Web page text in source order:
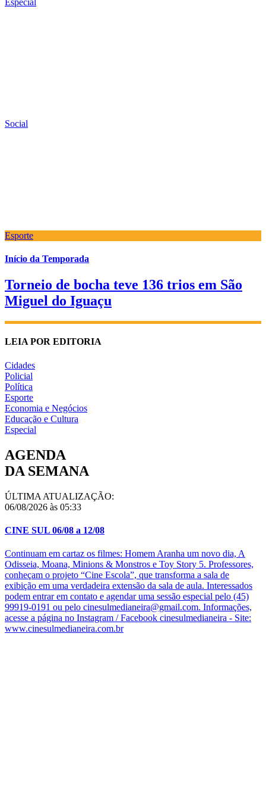
Social
Esporte
Início da Temporada
Torneio de bocha teve 136 trios em São
Miguel do Iguaçu
LEIA POR EDITORIA
Cidades
Policial
Política
Esporte
Economia e Negócios
Educação e Cultura
Especial
AGENDA
DA SEMANA
ÚLTIMA ATUALIZAÇÃO:
06/08/2026 às 05:33
CINE SUL 06/08 a 12/08
Continuam em cartaz os filmes: Homem Aranha um novo dia, A
Odisseia, Moana, Minions & Monstros e Toy Story 5. Professores,
conheçam o projeto “Cine Escola”, que transforma a sala de
exibição em uma verdadeira extensão da sala de aula. Interessados
podem entrar em contato e agendar uma sessão especial pelo (45)
99919-0191 ou pelo cinesulmedianeira@gmail.com. Informações,
acesse a página no Instagram / Facebook cinesulmedianeira - Site:
www.cinesulmedianeira.com.br